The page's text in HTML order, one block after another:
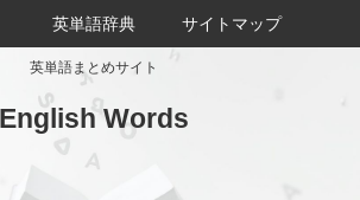
英単語まとめサイト
English Words
英単語辞典 サイトマップ